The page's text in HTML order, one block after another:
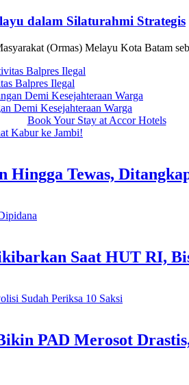
dalam Silaturahmi Strategis
(Ormas) Melayu Kota Batam
Balpres Ilegal
Demi Kesejahteraan Warga
Tewas,
Saat HUT RI,
PAD Merosot